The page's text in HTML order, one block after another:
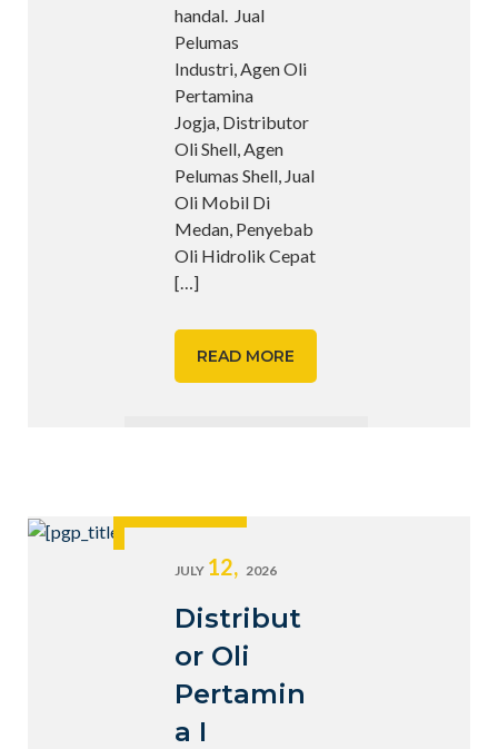
handal. Jual
Pelumas
Industri, Agen Oli
Pertamina
Jogja, Distributor
Oli Shell, Agen
Pelumas Shell, Jual
Oli Mobil Di
Medan, Penyebab
Oli Hidrolik Cepat
[…]
READ MORE
JULY 12, 2026
Distribut
or Oli
Pertamin
a I